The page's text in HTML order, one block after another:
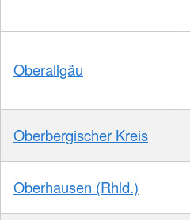
Oberallgäu
Oberbergischer Kreis
Oberhausen (Rhld.)